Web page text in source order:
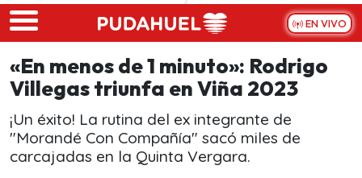
Skip to main content
EN VIVO
«En menos de 1 minuto»: Rodrigo
Villegas triunfa en Viña 2023
¡Un éxito! La rutina del ex integrante de
"Morandé Con Compañía" sacó miles de
carcajadas en la Quinta Vergara.